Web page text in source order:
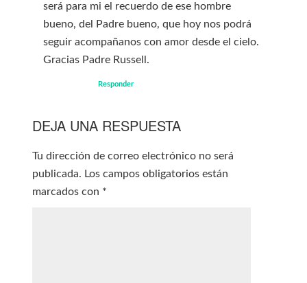
será para mi el recuerdo de ese hombre
bueno, del Padre bueno, que hoy nos podrá
seguir acompañanos con amor desde el cielo.
Gracias Padre Russell.
Responder
DEJA UNA RESPUESTA
Tu dirección de correo electrónico no será
publicada. Los campos obligatorios están
marcados con *